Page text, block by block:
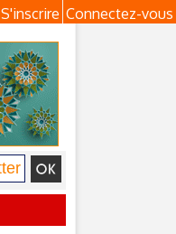
Connectez-vous
S'inscrire